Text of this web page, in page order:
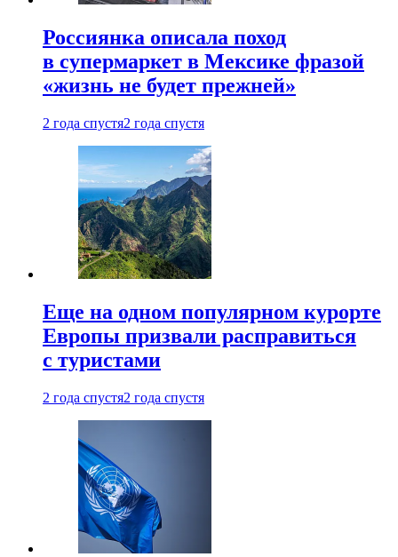
Россиянка описала поход
в супермаркет в Мексике фразой
«жизнь не будет прежней»
2 года спустя2 года спустя
Еще на одном популярном курорте
Европы призвали расправиться
с туристами
2 года спустя2 года спустя